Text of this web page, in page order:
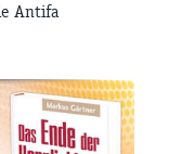
Antifa